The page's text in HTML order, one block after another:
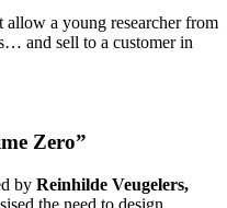
allow a young researcher from
and sell to a customer in
Zero”
by Reinhilde Veugelers,
the need to design